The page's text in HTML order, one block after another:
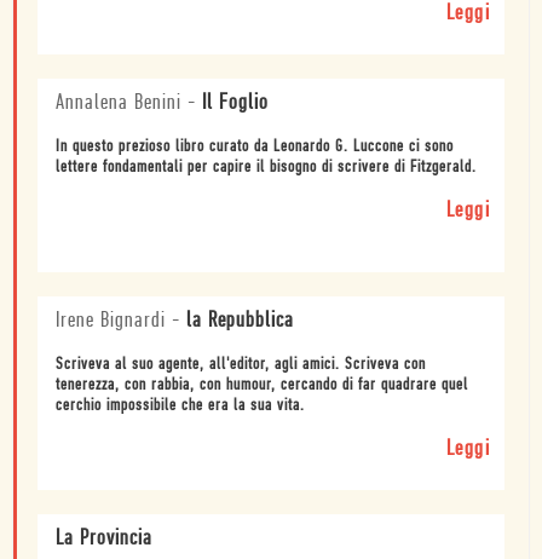
Leggi
Annalena Benini - Il Foglio
In questo prezioso libro curato da Leonardo G. Luccone ci sono
lettere fondamentali per capire il bisogno di scrivere di Fitzgerald.
Leggi
Irene Bignardi - la Repubblica
Scriveva al suo agente, all'editor, agli amici. Scriveva con
tenerezza, con rabbia, con humour, cercando di far quadrare quel
cerchio impossibile che era la sua vita.
Leggi
La Provincia